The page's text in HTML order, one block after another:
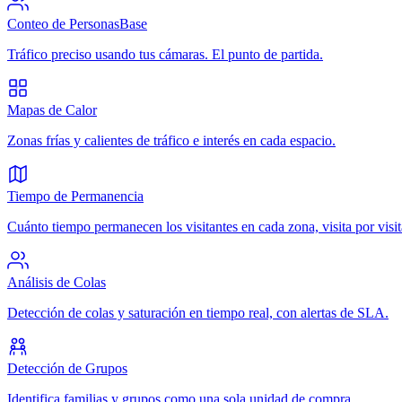
Conteo de PersonasBase
Tráfico preciso usando tus cámaras. El punto de partida.
Mapas de Calor
Zonas frías y calientes de tráfico e interés en cada espacio.
Tiempo de Permanencia
Cuánto tiempo permanecen los visitantes en cada zona, visita por
Análisis de Colas
Detección de colas y saturación en tiempo real, con alertas de SLA.
Detección de Grupos
Identifica familias y grupos como una sola unidad de compra.